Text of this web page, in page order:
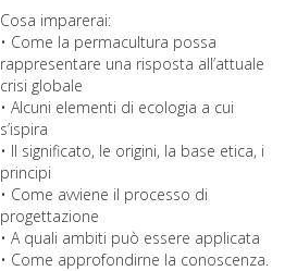
Cosa imparerai:
• Come la permacultura possa
rappresentare una risposta all’attuale
crisi globale
• Alcuni elementi di ecologia a cui
s’ispira
• Il significato, le origini, la base etica, i
principi
• Come avviene il processo di
progettazione
• A quali ambiti può essere applicata
• Come approfondirne la conoscenza.